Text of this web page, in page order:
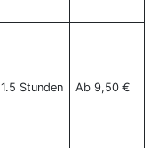
1.5 Stunden Ab 9,50 €